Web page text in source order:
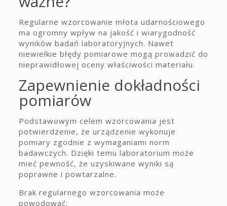
Regularne wzorcowanie młota udarnościowego
ma ogromny wpływ na jakość i wiarygodność
wyników badań laboratoryjnych. Nawet
niewielkie błędy pomiarowe mogą prowadzić do
nieprawidłowej oceny właściwości materiału.
Zapewnienie dokładności
pomiarów
Podstawowym celem wzorcowania jest
potwierdzenie, że urządzenie wykonuje
pomiary zgodnie z wymaganiami norm
badawczych. Dzięki temu laboratorium może
mieć pewność, że uzyskiwane wyniki są
poprawne i powtarzalne.
Brak regularnego wzorcowania może
powodować: